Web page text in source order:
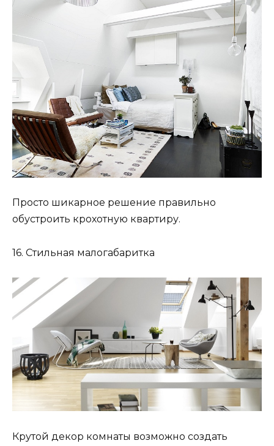
Просто шикарное решение правильно
обустроить крохотную квартиру.
16. Стильная малогабаритка
Крутой декор комнаты возможно создать